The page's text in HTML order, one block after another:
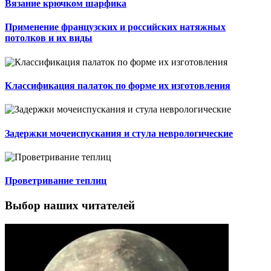
Вязание крючком шарфика
Применение французских и российских натяжных
потолков и их виды
Классификация палаток по форме их изготовления
Задержки мочеиспускания и стула неврологические
Проветривание теплиц
Выбор наших читателей